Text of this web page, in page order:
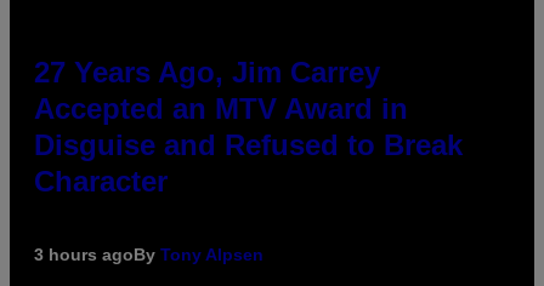
27 Years Ago, Jim Carrey
Accepted an MTV Award in
Disguise and Refused to Break
Character
3 hours agoBy Tony Alpsen